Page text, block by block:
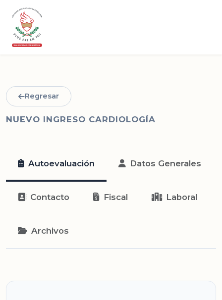
Regresar
NUEVO INGRESO CARDIOLOGÍA
Autoevaluación Datos Generales
Contacto Fiscal Laboral
Archivos